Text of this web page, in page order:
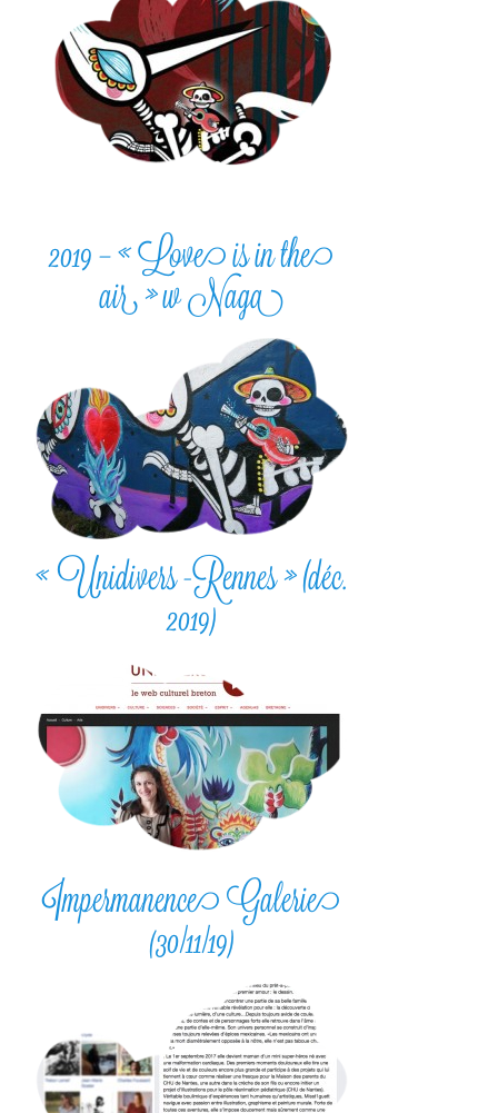
2019 – « Love is in the
air » w Naga
« Unidivers -Rennes » (déc.
2019)
Impermanence Galerie
(30/11/19)